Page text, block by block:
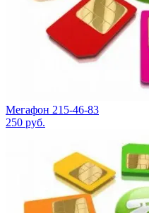
Мегафон 215-46-83
250 руб.